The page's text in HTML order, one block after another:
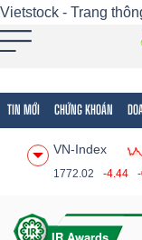
Vietstock - Trang
TIN MỚI CHỨNG KHOÁN
VN-Index
1772.02 -4.44
Tất cả Tính
Tính
(-)